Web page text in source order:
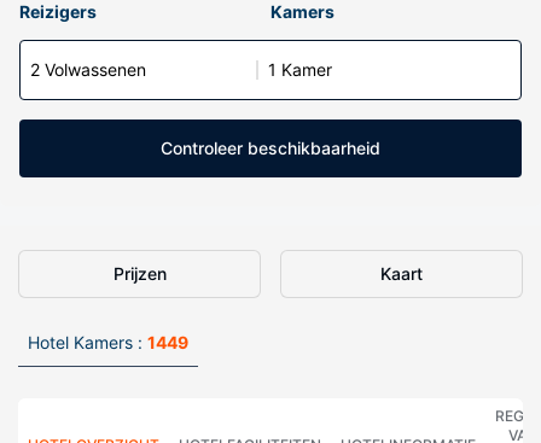
Reizigers Kamers
2 Volwassenen 1 Kamer
Controleer beschikbaarheid
Prijzen Kaart
Hotel Kamers : 1449
VAN